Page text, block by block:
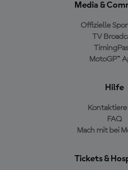
Media &
Offizielle
TV
MotoGP™
Hilfe
FAQ
Mach mit bei
Tickets &